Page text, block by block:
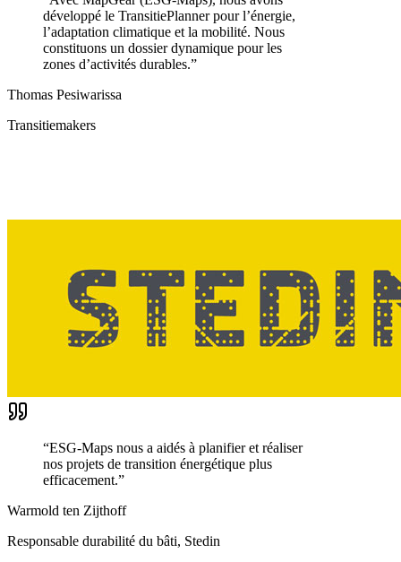
développé le TransitiePlanner pour l’énergie,
l’adaptation climatique et la mobilité. Nous
constituons un dossier dynamique pour les
zones d’activités durables.”
Thomas Pesiwarissa
Transitiemakers
“ESG-Maps nous a aidés à planifier et réaliser
nos projets de transition énergétique plus
efficacement.”
Warmold ten Zijthoff
Responsable durabilité du bâti, Stedin